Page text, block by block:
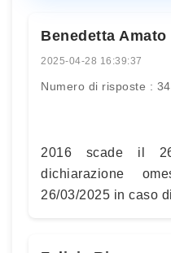
Benedetta Amato
2025-04-28 16:39:37
Numero di risposte : 34
2016 scade il
dichiarazione
26/03/2025 in caso